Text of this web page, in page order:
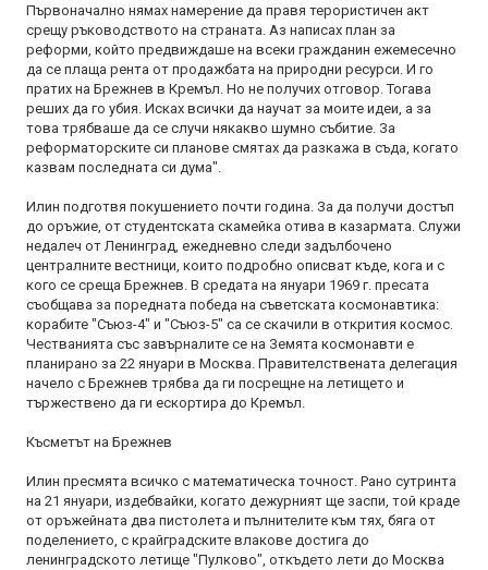
Първоначално нямах намерение да правя терористичен акт
срещу ръководството на страната. Аз написах план за
реформи, който предвиждаше на всеки гражданин ежемесечно
да се плаща рента от продажбата на природни ресурси. И го
пратих на Брежнев в Кремъл. Но не получих отговор. Тогава
реших да го убия. Исках всички да научат за моите идеи, а за
това трябваше да се случи някакво шумно събитие. За
реформаторските си планове смятах да разкажа в съда, когато
казвам последната си дума".
Илин подготвя покушението почти година. За да получи достъп
до оръжие, от студентската скамейка отива в казармата. Служи
недалеч от Ленинград, ежедневно следи задълбочено
централните вестници, които подробно описват къде, кога и с
кого се среща Брежнев. В средата на януари 1969 г. пресата
съобщава за поредната победа на съветската космонавтика:
корабите "Съюз-4" и "Съюз-5" са се скачили в открития космос.
Честванията със завърналите се на Земята космонавти е
планирано за 22 януари в Москва. Правителствената делегация
начело с Брежнев трябва да ги посрещне на летището и
тържествено да ги ескортира до Кремъл.
Късметът на Брежнев
Илин пресмята всичко с математическа точност. Рано сутринта
на 21 януари, издебвайки, когато дежурният ще заспи, той краде
от оръжейната два пистолета и пълнителите към тях, бяга от
поделението, с крайградските влакове достига до
ленинградското летище "Пулково", откъдето лети до Москва